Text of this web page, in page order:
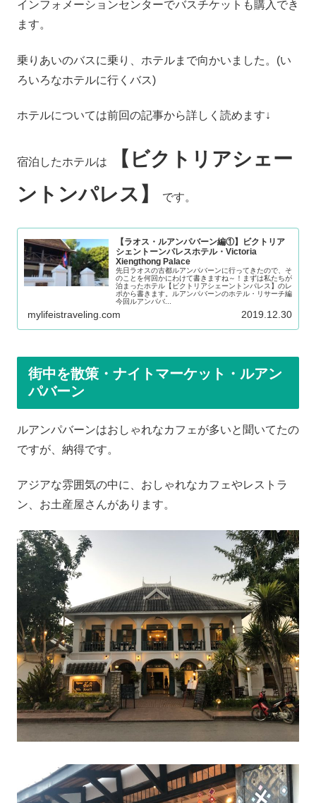
インフォメーションセンターでバスチケットも購入でき
ます。
乗りあいのバスに乗り、ホテルまで向かいました。(い
ろいろなホテルに行くバス)
ホテルについては前回の記事から詳しく読めます↓
宿泊したホテルは
【ビクトリアシェー
ントンパレス】
です。
【ラオス・ルアンパバーン編①】ビクトリア
シェントーンパレスホテル・Victoria
Xiengthong Palace
先日ラオスの古都ルアンパバーンに行ってきたので、そ
のことを何回かにわけて書きますね～！まずは私たちが
泊まったホテル【ビクトリアシェーントンパレス】のレ
ポから書きます。ルアンパバーンのホテル・リサーチ編
今回ルアンパバ...
mylifeistraveling.com 2019.12.30
街中を散策・ナイトマーケット・ルアン
パバーン
ルアンパバーンはおしゃれなカフェが多いと聞いてたの
ですが、納得です。
アジアな雰囲気の中に、おしゃれなカフェやレストラ
ン、お土産屋さんがあります。